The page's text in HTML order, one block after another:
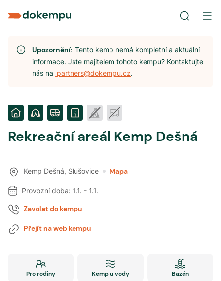
Upozornění:Tento kemp nemá kompletní a aktuální
informace. Jste majitelem tohoto kempu? Kontaktujte
nás na partners@dokempu.cz.
Rekreační areál Kemp Dešná
Kemp Dešná, Slušovice Mapa
Provozní doba: 1.1. - 1.1.
Zavolat do kempu
Přejít na web kempu
Pro rodiny Kemp u vody Bazén